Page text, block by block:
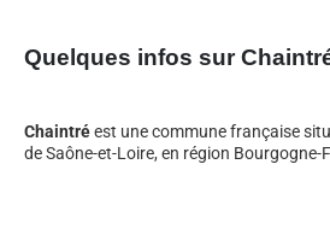
Quelques infos sur
Chaintréest une commune française
de Saône-et-Loire, en région Bourgogne-